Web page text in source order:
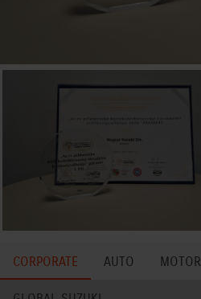
CORPORATE AUTO MOTOR